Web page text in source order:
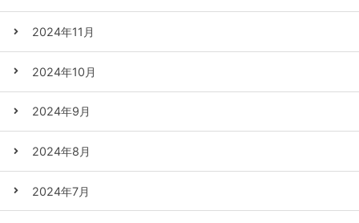
2024年11月
2024年10月
2024年9月
2024年8月
2024年7月